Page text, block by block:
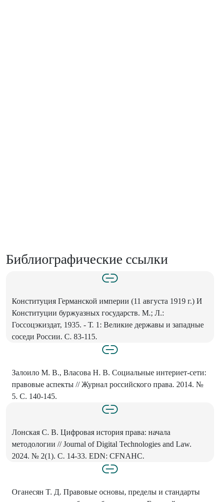
Библиографические ссылки
Конституция Германской империи (11 августа 1919 г.) И
Конституции буржуазных государств. М.; Л.:
Госсоцэкиздат, 1935. - Т. 1: Великие державы и западные
соседи России. С. 83-115.
Залоило М. В., Власова Н. В. Социальные интериет-сети:
правовые аспекты // Журнал российского права. 2014. №
5. С. 140-145.
Лонская С. В. Цифровая история права: начала
методологии // Journal of Digital Technologies and Law.
2024. № 2(1). C. 14-33. EDN: CFNAHC.
Оганесян T. Д. Правовые основы, пределы и стандарты